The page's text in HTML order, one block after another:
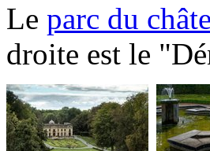
Le parc du
droite est le